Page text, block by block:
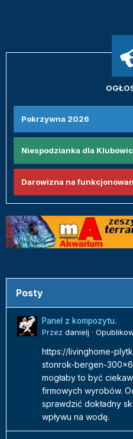
Pokrzywna 2026
Niespodzianka dla
Darowizna na
Posty
Panel z kompozytu.
Przez danielj ·
https://livinghome-
stonrok-bergen-
mogłaby to być
firmowych wyrobów.
sprawdzić dokładny
wpływu na wodę.